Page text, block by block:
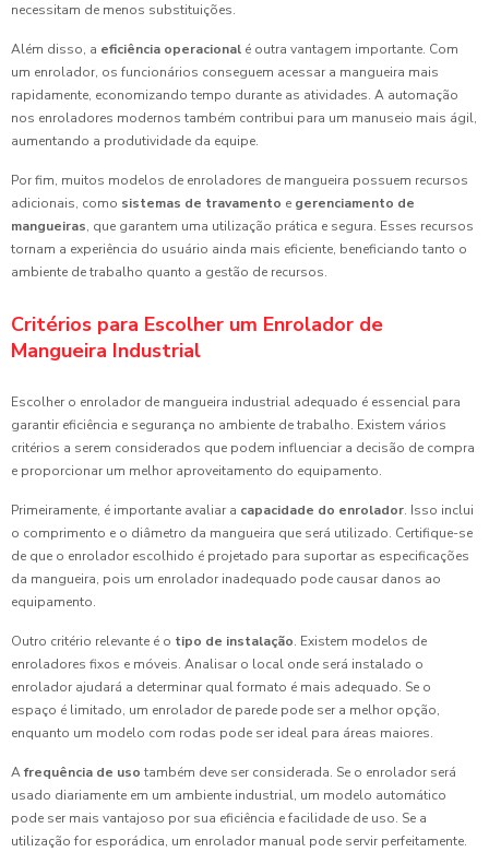
necessitam de menos substituições.
Além disso, a eficiência operacional é outra vantagem importante. Com
um enrolador, os funcionários conseguem acessar a mangueira mais
rapidamente, economizando tempo durante as atividades. A automação
nos enroladores modernos também contribui para um manuseio mais ágil,
aumentando a produtividade da equipe.
Por fim, muitos modelos de enroladores de mangueira possuem recursos
adicionais, como sistemas de travamento e gerenciamento de
mangueiras, que garantem uma utilização prática e segura. Esses recursos
tornam a experiência do usuário ainda mais eficiente, beneficiando tanto o
ambiente de trabalho quanto a gestão de recursos.
Critérios para Escolher um Enrolador de
Mangueira Industrial
Escolher o enrolador de mangueira industrial adequado é essencial para
garantir eficiência e segurança no ambiente de trabalho. Existem vários
critérios a serem considerados que podem influenciar a decisão de compra
e proporcionar um melhor aproveitamento do equipamento.
Primeiramente, é importante avaliar a capacidade do enrolador. Isso inclui
o comprimento e o diâmetro da mangueira que será utilizado. Certifique-se
de que o enrolador escolhido é projetado para suportar as especificações
da mangueira, pois um enrolador inadequado pode causar danos ao
equipamento.
Outro critério relevante é o tipo de instalação. Existem modelos de
enroladores fixos e móveis. Analisar o local onde será instalado o
enrolador ajudará a determinar qual formato é mais adequado. Se o
espaço é limitado, um enrolador de parede pode ser a melhor opção,
enquanto um modelo com rodas pode ser ideal para áreas maiores.
Afrequência de uso também deve ser considerada. Se o enrolador será
usado diariamente em um ambiente industrial, um modelo automático
pode ser mais vantajoso por sua eficiência e facilidade de uso. Se a
utilização for esporádica, um enrolador manual pode servir perfeitamente.